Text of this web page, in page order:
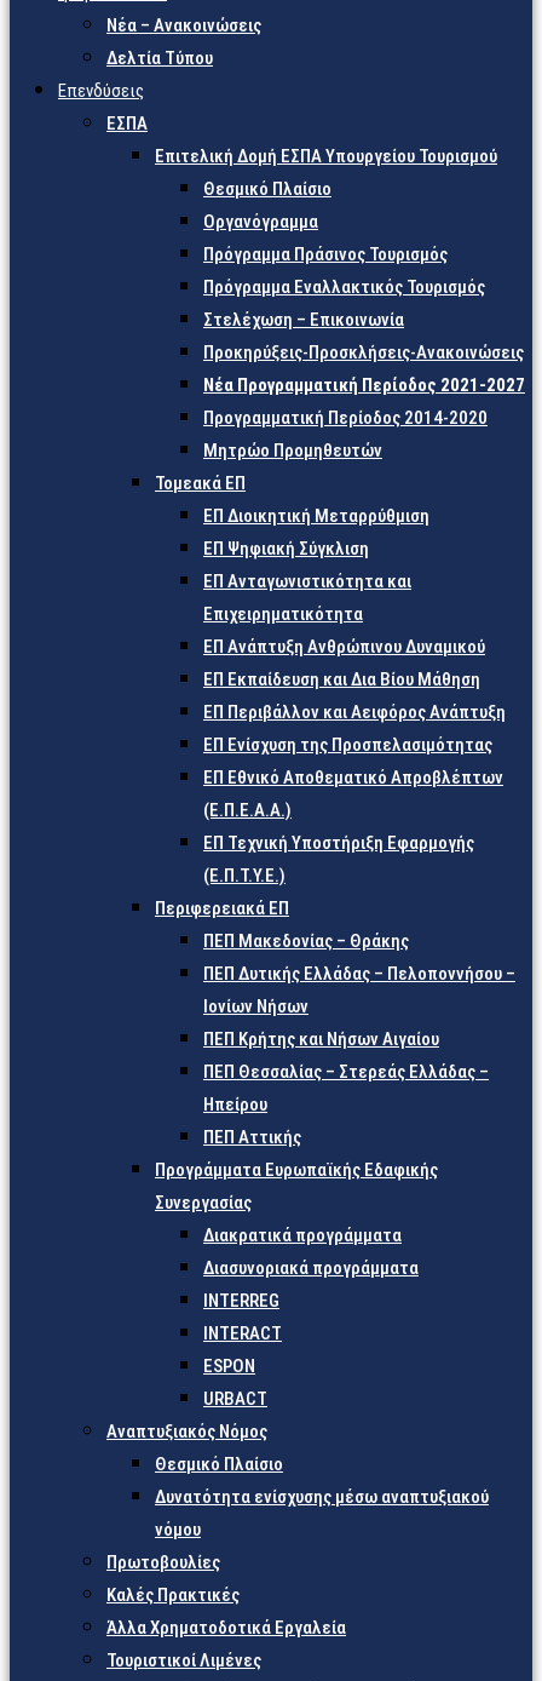
Νέα – Ανακοινώσεις
Δελτία Τύπου
Επενδύσεις
ΕΣΠΑ
Επιτελική Δομή ΕΣΠΑ Υπουργείου Τουρισμού
Θεσμικό Πλαίσιο
Οργανόγραμμα
Πρόγραμμα Πράσινος Τουρισμός
Πρόγραμμα Εναλλακτικός Τουρισμός
Στελέχωση – Επικοινωνία
Προκηρύξεις-Προσκλήσεις-Ανακοινώσεις
Νέα Προγραμματική Περίοδος 2021-2027
Προγραμματική Περίοδος 2014-2020
Μητρώο Προμηθευτών
Τομεακά ΕΠ
ΕΠ Διοικητική Μεταρρύθμιση
ΕΠ Ψηφιακή Σύγκλιση
ΕΠ Ανταγωνιστικότητα και
Επιχειρηματικότητα
ΕΠ Ανάπτυξη Ανθρώπινου Δυναμικού
ΕΠ Εκπαίδευση και Δια Βίου Μάθηση
ΕΠ Περιβάλλον και Αειφόρος Ανάπτυξη
ΕΠ Ενίσχυση της Προσπελασιμότητας
ΕΠ Εθνικό Αποθεματικό Απροβλέπτων
(Ε.Π.Ε.Α.Α.)
ΕΠ Τεχνική Υποστήριξη Εφαρμογής
(Ε.Π.Τ.Υ.Ε.)
Περιφερειακά ΕΠ
ΠΕΠ Μακεδονίας – Θράκης
ΠΕΠ Δυτικής Ελλάδας – Πελοποννήσου –
Ιονίων Νήσων
ΠΕΠ Κρήτης και Νήσων Αιγαίου
ΠΕΠ Θεσσαλίας – Στερεάς Ελλάδας –
Ηπείρου
ΠΕΠ Αττικής
Προγράμματα Ευρωπαϊκής Εδαφικής
Συνεργασίας
Διακρατικά προγράμματα
Διασυνοριακά προγράμματα
INTERREG
INTERACT
ESPON
URBACT
Αναπτυξιακός Νόμος
Θεσμικό Πλαίσιο
Δυνατότητα ενίσχυσης μέσω αναπτυξιακού
νόμου
Πρωτοβουλίες
Καλές Πρακτικές
Άλλα Χρηματοδοτικά Εργαλεία
Τουριστικοί Λιμένες